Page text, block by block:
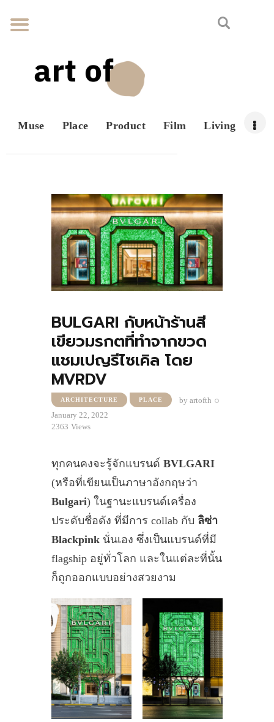
Muse Place Product Film Living
BULGARI กับหน้าร้านสี
เขียวมรกตที่ทำจากขวด
แชมเปญรีไซเคิล โดย
MVRDV
ARCHITECTURE PLACE byartofth
January 22, 2022
2363 Views
ทุกคนคงจะรู้จักแบรนด์ BVLGARI
(หรือที่เขียนเป็นภาษาอังกฤษว่า
Bulgari) ในฐานะแบรนด์เครื่อง
ประดับชื่อดัง ที่มีการ collab กับ ลิซ่า
Blackpink นั่นเอง ซึ่งเป็นแบรนด์ที่มี
flagship อยู่ทั่วโลก และในแต่ละที่นั้น
ก็ถูกออกแบบอย่างสวยงาม